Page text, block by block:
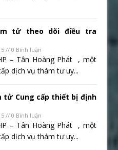
tử theo dõi điều tra
// 0 Bình luận
– Tân Hoàng Phát , một
dịch vụ thám tư uy...
tử Cung cấp thiết bị định
// 0 Bình luận
– Tân Hoàng Phát , một
dịch vụ thám tư uy...